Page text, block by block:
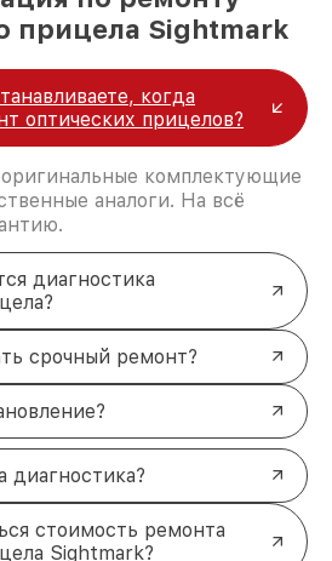
прицела Sightmark
когда
оптических прицелов?
комплектующие
аналоги. На всё
диагностика
срочный ремонт?
диагностика?
стоимость ремонта
Sightmark?